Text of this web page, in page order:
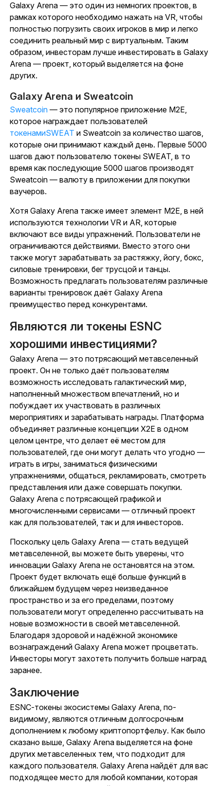
Galaxy Arena — это один из немногих проектов, в
рамках которого необходимо нажать на VR, чтобы
полностью погрузить своих игроков в мир и легко
соединить реальный мир с виртуальным. Таким
образом, инвесторам лучше инвестировать в Galaxy
Arena — проект, который выделяется на фоне
других.
Galaxy Arena и Sweatcoin
Sweatcoin — это популярное приложение M2E,
которое награждает пользователей
токенамиSWEAT и Sweatcoin за количество шагов,
которые они принимают каждый день. Первые 5000
шагов дают пользователю токены SWEAT, в то
время как последующие 5000 шагов производят
Sweatcoin — валюту в приложении для покупки
ваучеров.
Хотя Galaxy Arena также имеет элемент M2E, в ней
используются технологии VR и AR, которые
включают все виды упражнений. Пользователи не
ограничиваются действиями. Вместо этого они
также могут зарабатывать за растяжку, йогу, бокс,
силовые тренировки, бег трусцой и танцы.
Возможность предлагать пользователям различные
варианты тренировок даёт Galaxy Arena
преимущество перед конкурентами.
Являются ли токены ESNC
хорошими инвестициями?
Galaxy Arena — это потрясающий метавселенный
проект. Он не только даёт пользователям
возможность исследовать галактический мир,
наполненный множеством впечатлений, но и
побуждает их участвовать в различных
мероприятиях и зарабатывать награды. Платформа
объединяет различные концепции X2E в одном
целом центре, что делает её местом для
пользователей, где они могут делать что угодно —
играть в игры, заниматься физическими
упражнениями, общаться, рекламировать, смотреть
представления или даже совершать покупки.
Galaxy Arena с потрясающей графикой и
многочисленными сервисами — отличный проект
как для пользователей, так и для инвесторов.
Поскольку цель Galaxy Arena — стать ведущей
метавселенной, вы можете быть уверены, что
инновации Galaxy Arena не остановятся на этом.
Проект будет включать ещё больше функций в
ближайшем будущем через неизведанное
пространство и за его пределами, поэтому
пользователи могут определенно рассчитывать на
новые возможности в своей метавселенной.
Благодаря здоровой и надёжной экономике
вознаграждений Galaxy Arena может процветать.
Инвесторы могут захотеть получить больше наград
заранее.
Заключение
ESNC-токены экосистемы Galaxy Arena, по-
видимому, являются отличным долгосрочным
дополнением к любому криптопортфельу. Как было
сказано выше, Galaxy Arena выделяется на фоне
других метавселенных тем, что подходит для
каждого пользователя. Galaxy Arena найдёт для вас
подходящее место для любой компании, которая